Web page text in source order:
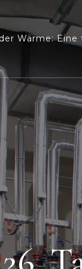
Wärme: